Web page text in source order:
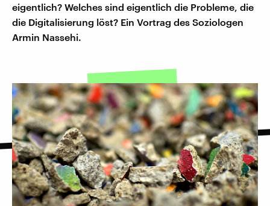
eigentlich? Welches sind eigentlich die Probleme, die
die Digitalisierung löst? Ein Vortrag des Soziologen
Armin Nassehi.